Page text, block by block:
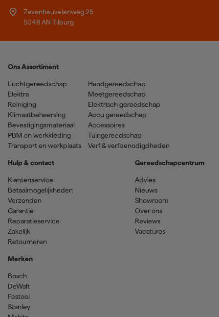
Zevenheuvelenweg 25
5048 AN Tilburg
Ons Assortiment
Luchtgereedschap
Elektra
Reiniging
Klimaatbeheersing
Bevestigingsmateriaal
PBM en werkkleding
Transport en werkplaats
Handgereedschap
Meetgereedschap
Elektrisch gereedschap
Accu gereedschap
Accessoires
Tuingereedschap
Verf & verfbenodigdheden
Hulp & contact
Klantenservice
Betaalmogelijkheden
Verzenden
Garantie
Reparatieservice
Zakelijk
Retourneren
Merken
Bosch
DeWalt
Festool
Stanley
Gereedschapcentrum
Advies
Nieuws
Showroom
Over ons
Reviews
Vacatures